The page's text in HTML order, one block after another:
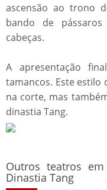
ascensão ao trono
bando de
cabeças.
A apresentação
tamancos. Este estilo
na corte, mas
dinastia Tang.
Outros teatros
Dinastia Tang